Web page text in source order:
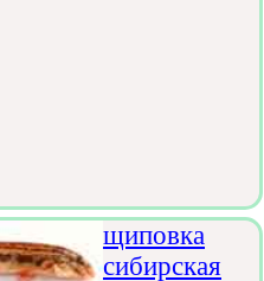
щиповка
сибирская